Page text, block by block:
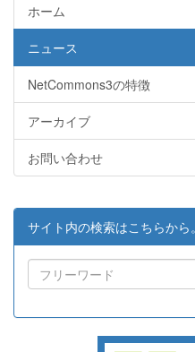
ホーム
ニュース
NetCommons3の特徴
アーカイブ
お問い合わせ
サイト内の検索はこちらから。